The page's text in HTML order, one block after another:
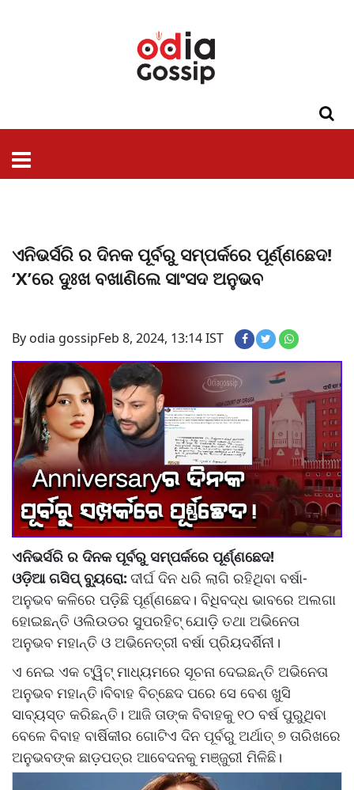
ଏନିଭର୍ସରି ର ଦିନକ ପୂର୍ବରୁ ସମ୍ପର୍କରେ ପୂର୍ଣ୍ଣଛେଦ!
‘X’ରେ ଦୁଃଖ ବଖାଣିଲେ ସାଂସଦ ଅନୁଭବ
By odia gossipFeb 8, 2024, 13:14 IST
ଏନିଭର୍ସରି ର ଦିନକ ପୂର୍ବରୁ ସମ୍ପର୍କରେ ପୂର୍ଣ୍ଣଛେଦ!
ଓଡ଼ିଆ ଗସିପ୍ ବ୍ୟୁରୋ: ଦୀର୍ଘ ଦିନ ଧରି ଲାଗି ରହିଥିବା ବର୍ଷା-
ଅନୁଭବ କଳିରେ ପଡ଼ିଛି ପୂର୍ଣ୍ଣଛେଦ। ବିଧିବଦ୍ଧ ଭାବରେ ଅଲଗା
ହୋଇଛନ୍ତି ଓଲିଉଡର ସୁପରହିଟ୍ ଯୋଡ଼ି ତଥା ଅଭିନେତା
ଅନୁଭବ ମହାନ୍ତି ଓ ଅଭିନେତ୍ରୀ ବର୍ଷା ପ୍ରିୟଦର୍ଶିନୀ।
ଏ ନେଇ ଏକ ଟ୍ୱିଟ୍ ମାଧ୍ୟମରେ ସୂଚନା ଦେଇଛନ୍ତି ଅଭିନେତା
ଅନୁଭବ ମହାନ୍ତି।ବିବାହ ବିଚ୍ଛେଦ ପରେ ସେ ବେଶ ଖୁସି
ସାବ୍ୟସ୍ତ କରିଛନ୍ତି। ଆଜି ତାଙ୍କ ବିବାହକୁ ୧୦ ବର୍ଷ ପୁରୁଥିବା
ବେଳେ ବିବାହ ବାର୍ଷିକୀର ଗୋଟିଏ ଦିନ ପୂର୍ବରୁ ଅର୍ଥାତ୍ ୭ ତାରିଖରେ
ଅନୁଭବଙ୍କ ଛାଡ଼ପତ୍ର ଆବେଦନକୁ ମଞ୍ଜୁରୀ ମିଳିଛି।